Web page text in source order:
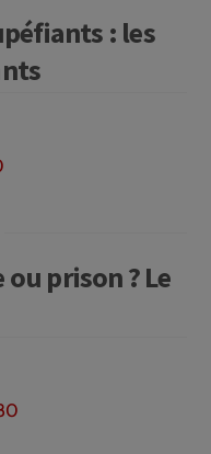
: les
prison ? Le